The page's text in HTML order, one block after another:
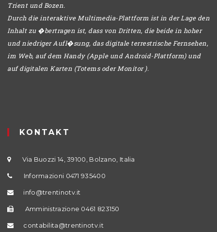
Trient und Bozen.
Durch die interaktive Multimedia-Plattform ist in der Lage den
Inhalt zu �bertragen ist, dass von Dritten, die beide in hoher
und niedriger Aufl�sung, das digitale terrestrische Fernsehen,
im Web, auf dem Handy (Apple und Android-Plattform) und
auf digitalen Karten (Totems oder Monitor ).
KONTAKT
Via Buozzi 14, 39100, Bolzano, Italia
Informazioni 0471 935400
info@trentinotv.it
Amministrazione 0461 823150
contabilita@trentinotv.it